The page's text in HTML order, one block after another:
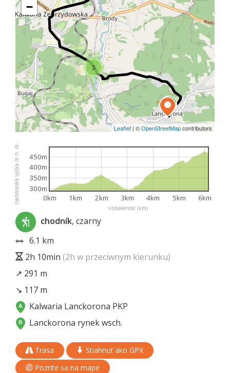
3
−
Leaflet | ©OpenStreetMapcontributors
vzdialenosť (km)
nadmorská výška m n. m. 0km 1km 2km 3km 4km 5km 6km
300m
350m
400m
450m
chodník, czarny
6.1 km
2h 10min (2h w przeciwnym kierunku)
↗ 291 m
↘ 117 m
Kalwaria Lanckorona PKP
Lanckorona rynek wsch.
Trasa
Stiahnuť ako GPX
Pozrite sa na mape